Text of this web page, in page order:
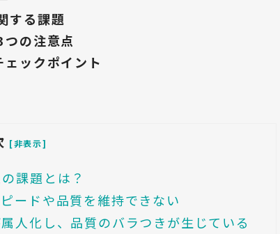
する課題
の注意点
ックポイント
[非表示]
課題とは？
ードや品質を維持できない
人化し、品質のバラつきが生じている